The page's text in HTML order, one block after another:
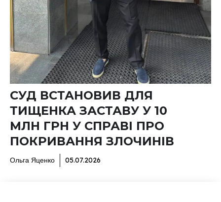
СУД ВСТАНОВИВ ДЛЯ
ТИЩЕНКА ЗАСТАВУ У 10
МЛН ГРН У СПРАВІ ПРО
ПОКРИВАННЯ ЗЛОЧИНІВ
Ольга Яценко 05.07.2026